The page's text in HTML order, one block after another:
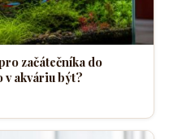
začátečníka do
v akváriu být?